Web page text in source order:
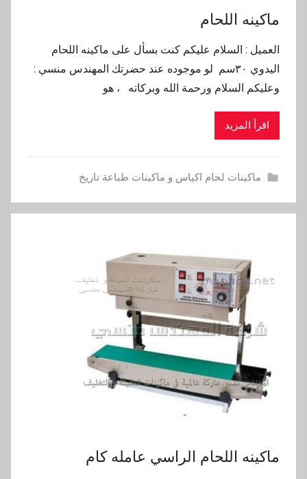
ماكينه اللحام
العميل : السلام عليكم كنت بسأل على ماكينه اللحام
اليدوي ٣٠سم لو موجوده عند حضرتك المهندس منسي :
وعليكم السلام ورحمة الله وبركاته ، هو
اقرأ المزيد
ماكينات لحام اكياس و ماكينات طباعة تاريخ
ماكينه اللحام الراسي عامله كام